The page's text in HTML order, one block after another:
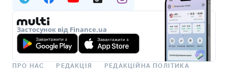
Застосунок від Finance.ua
ПРО НАС РЕДАКЦІЯ РЕДАКЦІЙНА ПОЛІТИКА